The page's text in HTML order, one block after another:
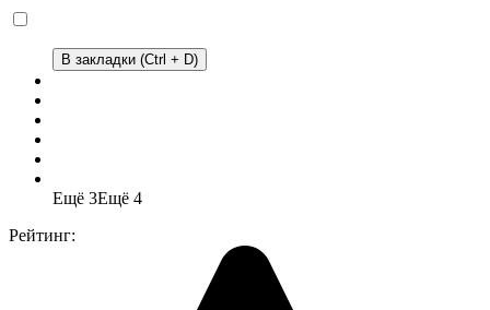
В закладки (Ctrl + D)
Ещё 3Ещё 4
Рейтинг: